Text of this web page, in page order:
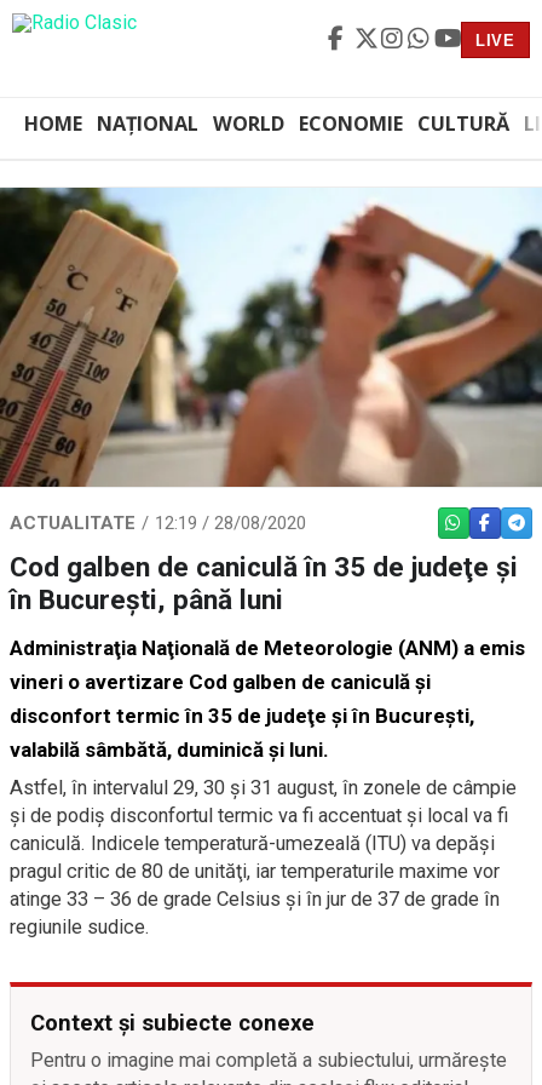
LIVE
HOME NAȚIONAL WORLD ECONOMIE CULTURĂ
ACTUALITATE 12:19 / 28/08/2020 WHATSAPP
Cod galben de caniculă în 35 de judeţe şi
în Bucureşti, până luni
Administraţia Naţională de Meteorologie (ANM) a emis
vineri o avertizare Cod galben de caniculă şi
disconfort termic în 35 de judeţe şi în Bucureşti,
valabilă sâmbătă, duminică şi luni.
Astfel, în intervalul 29, 30 şi 31 august, în zonele de câmpie
şi de podiş disconfortul termic va fi accentuat şi local va fi
caniculă. Indicele temperatură-umezeală (ITU) va depăşi
pragul critic de 80 de unităţi, iar temperaturile maxime vor
atinge 33 – 36 de grade Celsius şi în jur de 37 de grade în
regiunile sudice.
Context și subiecte conexe
Pentru o imagine mai completă a subiectului, urmărește